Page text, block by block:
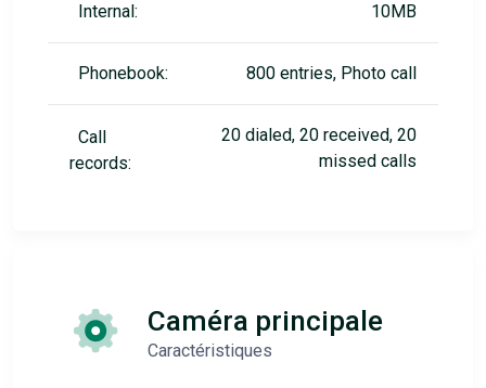
Internal: 10MB
Phonebook: 800 entries, Photo call
Call
records:
20 dialed, 20 received, 20
missed calls
Caméra principale
Caractéristiques